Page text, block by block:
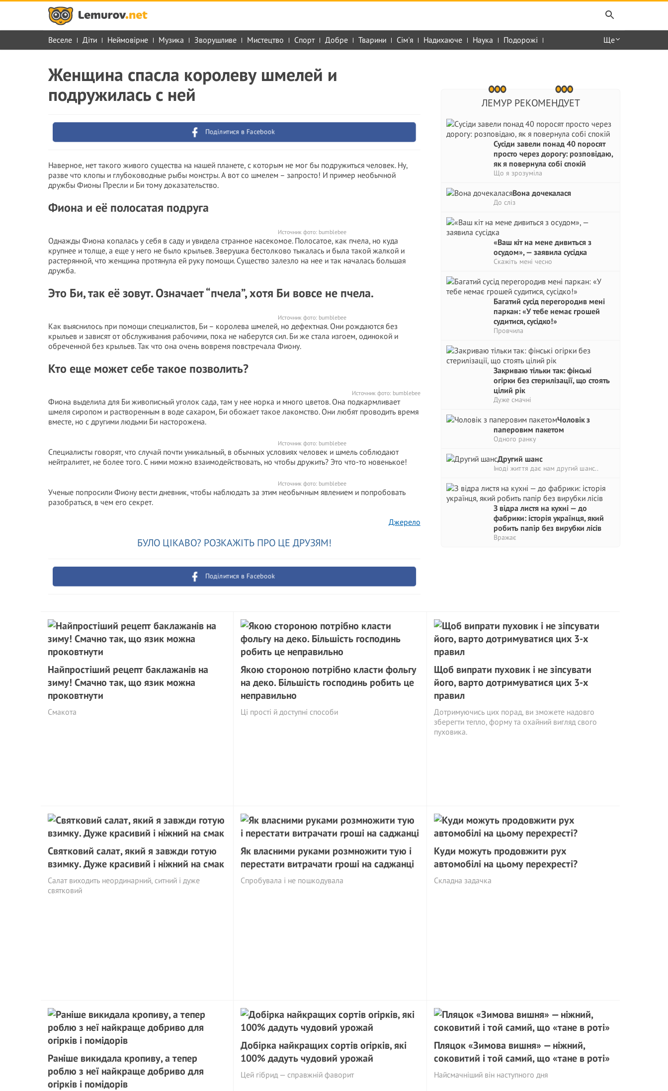
Веселе Діти Неймовірне Музика Зворушливе Мистецтво Спорт Добре Тварини Сім'я Надихаюче Наука Подорожі Ще
ЛЕМУР РЕКОМЕНДУЕТ
Сусіди завели понад 40 поросят
просто через дорогу: розповідаю,
як я повернула собі спокій
Що я зрозуміла
Вона дочекалася
До сліз
«Ваш кіт на мене дивиться з
осудом», — заявила сусідка
Скажіть мені чесно
Багатий сусід перегородив мені
паркан: «У тебе немає грошей
судитися, сусідко!»
Провчила
Закриваю тільки так: фінські
огірки без стерилізації, що стоять
цілий рік
Дуже смачні
Чоловік з
паперовим пакетом
Одного ранку
Другий шанс
Іноді життя дає нам другий шанс..
З відра листя на кухні — до
фабрики: історія українця, який
робить папір без вирубки лісів
Вражає
Женщина спасла королеву шмелей и
подружилась с ней
Поділитися в Facebook
Наверное, нет такого живого существа на нашей планете, с которым не мог бы подружиться человек. Ну,
разве что клопы и глубоководные рыбы монстры. А вот со шмелем – запросто! И пример необычной
дружбы Фионы Пресли и Би тому доказательство.
Фиона и её полосатая подруга
Источник фото: bumblebee
Однажды Фиона копалась у себя в саду и увидела странное насекомое. Полосатое, как пчела, но куда
крупнее и толще, а еще у него не было крыльев. Зверушка бестолково тыкалась и была такой жалкой и
растерянной, что женщина протянула ей руку помощи. Существо залезло на нее и так началась большая
дружба.
Это Би, так её зовут. Означает “пчела”, хотя Би вовсе не пчела.
Источник фото: bumblebee
Как выяснилось при помощи специалистов, Би – королева шмелей, но дефектная. Они рождаются без
крыльев и зависят от обслуживания рабочими, пока не наберутся сил. Би же стала изгоем, одинокой и
обреченной без крыльев. Так что она очень вовремя повстречала Фиону.
Кто еще может себе такое позволить?
Источник фото: bumblebee
Фиона выделила для Би живописный уголок сада, там у нее норка и много цветов. Она подкармливает
шмеля сиропом и растворенным в воде сахаром, Би обожает такое лакомство. Они любят проводить время
вместе, но с другими людьми Би насторожена.
Источник фото: bumblebee
Специалисты говорят, что случай почти уникальный, в обычных условиях человек и шмель соблюдают
нейтралитет, не более того. С ними можно взаимодействовать, но чтобы дружить? Это что-то новенькое!
Источник фото: bumblebee
Ученые попросили Фиону вести дневник, чтобы наблюдать за этим необычным явлением и попробовать
разобраться, в чем его секрет.
Джерело
БУЛО ЦІКАВО? РОЗКАЖІТЬ ПРО ЦЕ ДРУЗЯМ!
Поділитися в Facebook
Найпростіший рецепт баклажанів на
зиму! Смачно так, що язик можна
проковтнути
Смакота
Якою стороною потрібно класти фольгу
на деко. Більшість господинь робить це
неправильно
Ці прості й доступні способи
Щоб випрати пуховик і не зіпсувати
його, варто дотримуватися цих 3-х
правил
Дотримуючись цих порад, ви зможете надовго
зберегти тепло, форму та охайний вигляд свого
пуховика.
Святковий салат, який я завжди готую
взимку. Дуже красивий і ніжний на смак
Салат виходить неординарний, ситний і дуже
святковий
Як власними руками розмножити тую і
перестати витрачати гроші на саджанці
Спробувала і не пошкодувала
Куди можуть продовжити рух
автомобілі на цьому перехресті?
Складна задачка
Раніше викидала кропиву, а тепер
роблю з неї найкраще добриво для
огірків і помідорів
Добірка найкращих сортів огірків, які
100% дадуть чудовий урожай
Цей гібрид — справжній фаворит
Пляцок «Зимова вишня» — ніжний,
соковитий і той самий, що «тане в роті»
Найсмачніший він наступного дня